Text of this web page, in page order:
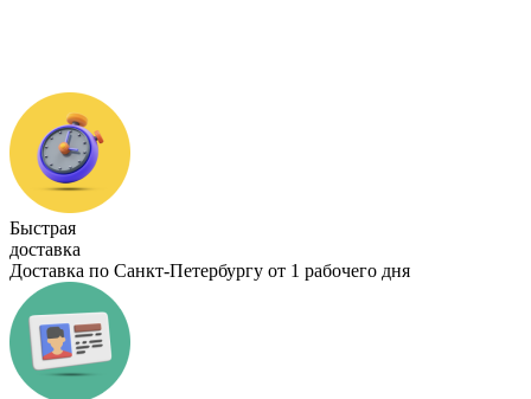
Быстрая
доставка
Доставка по Санкт-Петербургу от 1 рабочего дня